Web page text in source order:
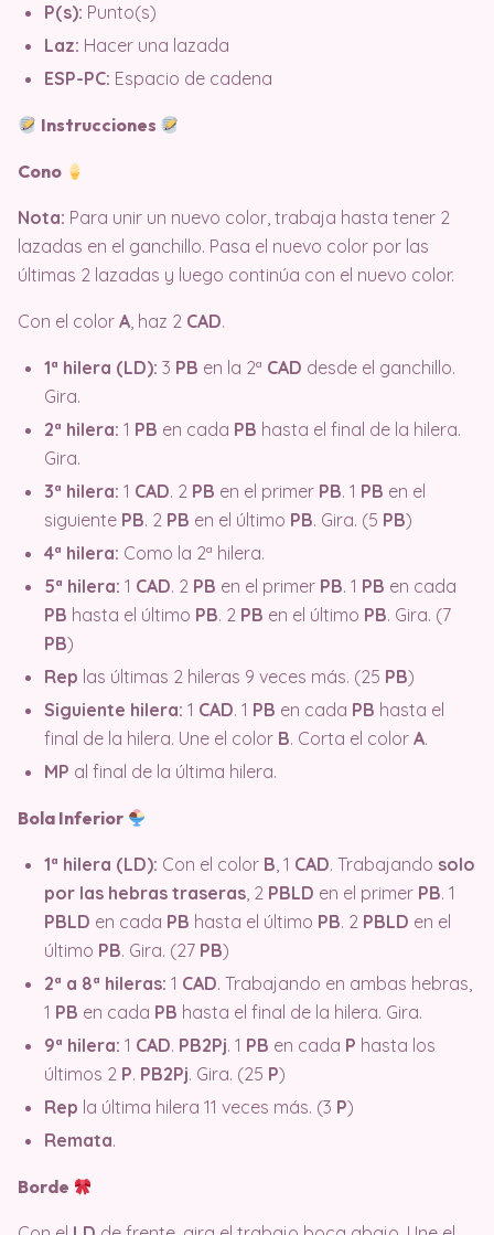
P(s): Punto(s)
Laz: Hacer una lazada
ESP-PC: Espacio de cadena
Instrucciones
Cono
Nota: Para unir un nuevo color, trabaja hasta tener 2
lazadas en el ganchillo. Pasa el nuevo color por las
últimas 2 lazadas y luego continúa con el nuevo color.
Con el color A, haz 2 CAD.
1ª hilera (LD): 3 PB en la 2ª CAD desde el ganchillo.
Gira.
2ª hilera: 1 PB en cada PB hasta el final de la hilera.
Gira.
3ª hilera: 1 CAD. 2 PB en el primer PB. 1 PB en el
siguiente PB. 2 PB en el último PB. Gira. (5 PB)
4ª hilera: Como la 2ª hilera.
5ª hilera: 1 CAD. 2 PB en el primer PB. 1 PB en cada
PB hasta el último PB. 2 PB en el último PB. Gira. (7
PB)
Rep las últimas 2 hileras 9 veces más. (25 PB)
Siguiente hilera: 1 CAD. 1 PB en cada PB hasta el
final de la hilera. Une el color B. Corta el color A.
MP al final de la última hilera.
Bola Inferior
1ª hilera (LD): Con el color B, 1 CAD. Trabajando solo
por las hebras traseras, 2 PBLD en el primer PB. 1
PBLD en cada PB hasta el último PB. 2 PBLD en el
último PB. Gira. (27 PB)
2ª a 8ª hileras: 1 CAD. Trabajando en ambas hebras,
1 PB en cada PB hasta el final de la hilera. Gira.
9ª hilera: 1 CAD. PB2Pj. 1 PB en cada P hasta los
últimos 2 P. PB2Pj. Gira. (25 P)
Rep la última hilera 11 veces más. (3 P)
Remata.
Borde